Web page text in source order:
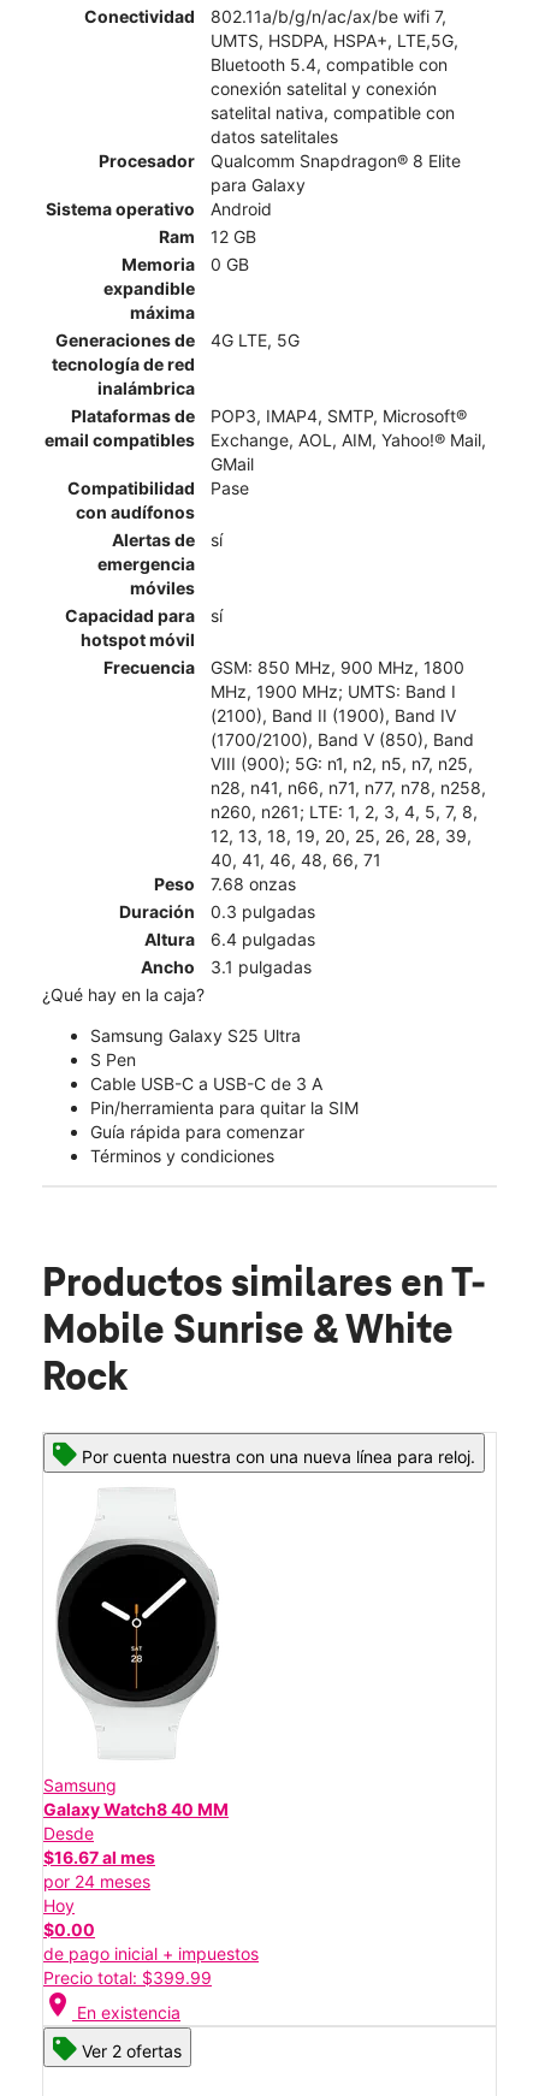
Conectividad
802.11a/b/g/n/ac/ax/be wifi 7,
UMTS, HSDPA, HSPA+, LTE,5G,
Bluetooth 5.4, compatible con
conexión satelital y conexión
satelital nativa, compatible con
datos satelitales​​​​​​​
Procesador
Qualcomm Snapdragon® 8 Elite
para Galaxy
Sistema operativo
Android
Ram
12 GB
Memoria
expandible
máxima
0 GB
Generaciones de
tecnología de red
inalámbrica
4G LTE, 5G
Plataformas de
email compatibles
POP3, IMAP4, SMTP, Microsoft®
Exchange, AOL, AIM, Yahoo!® Mail,
GMail
Compatibilidad
con audífonos
Pase
Alertas de
emergencia
móviles
sí
Capacidad para
hotspot móvil
sí
Frecuencia
GSM: 850 MHz, 900 MHz, 1800
MHz, 1900 MHz; UMTS: Band I
(2100), Band II (1900), Band IV
(1700/2100), Band V (850), Band
VIII (900); 5G: n1, n2, n5, n7, n25,
n28, n41, n66, n71, n77, n78, n258,
n260, n261; LTE: 1, 2, 3, 4, 5, 7, 8,
12, 13, 18, 19, 20, 25, 26, 28, 39,
40, 41, 46, 48, 66, 71
Peso
7.68 onzas
Duración
0.3 pulgadas
Altura
6.4 pulgadas
Ancho
3.1 pulgadas
¿Qué hay en la caja?
Samsung Galaxy S25 Ultra
S Pen
Cable USB-C a USB-C de 3 A
Pin/herramienta para quitar la SIM
Guía rápida para comenzar
Términos y condiciones
Productos similares en T-
Mobile Sunrise & White
Rock
Por cuenta nuestra con una nueva línea para reloj.
Samsung
Galaxy Watch8 40 MM
Desde
$16.67 al mes
por 24 meses
Hoy
$0.00
de pago inicial + impuestos
Precio total: $399.99
location_on En existencia
Ver 2 ofertas